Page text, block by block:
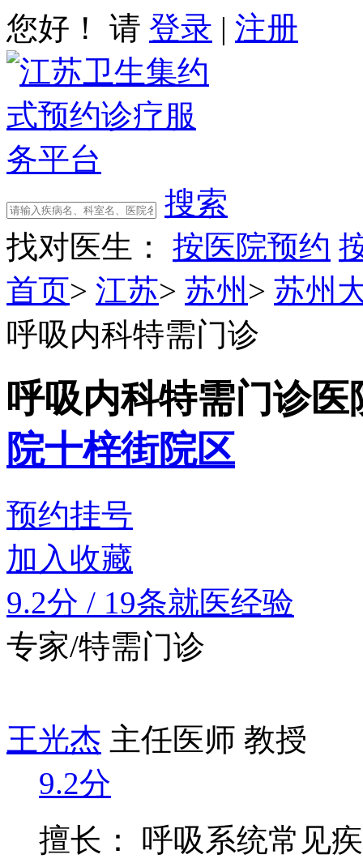
您好！ 请 登录 | 注册
搜索
找对医生：
按医院预约
首页> 江苏> 苏州 > 苏州
呼吸内科特需门诊
呼吸内科特需门诊医
院十梓街院区
预约挂号
加入收藏
9.2分 / 19条就医经验
专家/特需门诊
王光杰 主任医师 教授
9.2分
擅长： 呼吸系统常见